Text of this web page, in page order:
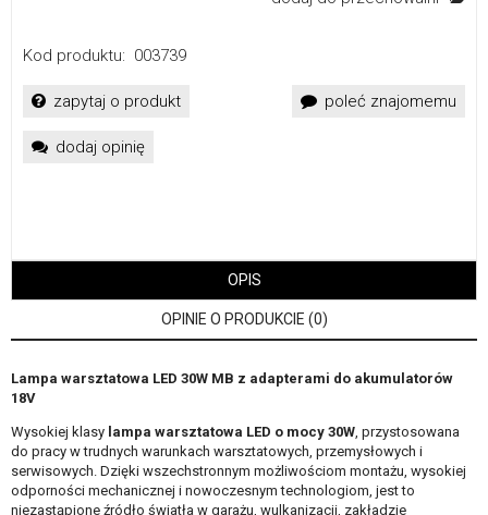
Kod produktu: 003739
zapytaj o produkt poleć znajomemu
dodaj opinię
OPIS
OPINIE O PRODUKCIE (0)
Lampa warsztatowa LED 30W MB z adapterami do akumulatorów
18V
Wysokiej klasy lampa warsztatowa LED o mocy 30W , przystosowana
do pracy w trudnych warunkach warsztatowych, przemysłowych i
serwisowych. Dzięki wszechstronnym możliwościom montażu, wysokiej
odporności mechanicznej i nowoczesnym technologiom, jest to
niezastąpione źródło światła w garażu, wulkanizacji, zakładzie